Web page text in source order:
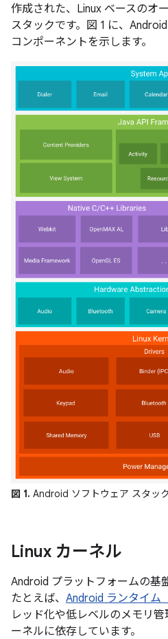
作成された、Linux ベースのオ
スタックです。図 1 に、
コンポーネントを示します。
図 1. Android ソフトウェア スタック
Linux カーネル
Android プラットフォームの基
たとえば、 Android ランタイム
レッド化や低レベルのメモリ
ーネルに依存しています。